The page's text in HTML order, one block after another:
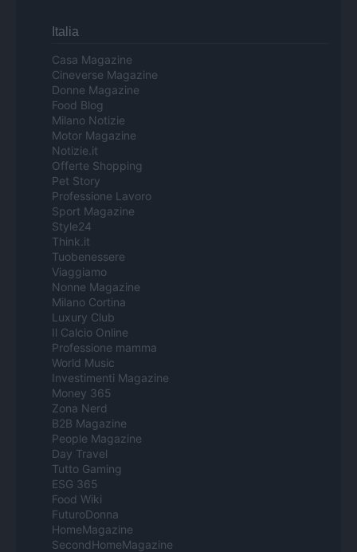
Italia
Casa Magazine
Cineverse Magazine
Donne Magazine
Food Blog
Milano Notizie
Motor Magazine
Notizie.it
Offerte Shopping
Pet Story
Professione Lavoro
Sport Magazine
Style24
Think.it
Tuobenessere
Viaggiamo
Nonne Magazine
Milano Cortina
Luxury Club
Il Calcio Online
Professione mamma
World Music
Investimenti Magazine
Money 365
Zona Nerd
B2B Magazine
People Magazine
Day Travel
Tutto Gaming
ESG 365
Food Wiki
FuturoDonna
HomeMagazine
SecondHomeMagazine